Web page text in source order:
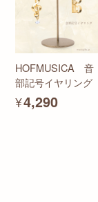
HOFMUSICA 音
部記号イヤリング
¥4,290